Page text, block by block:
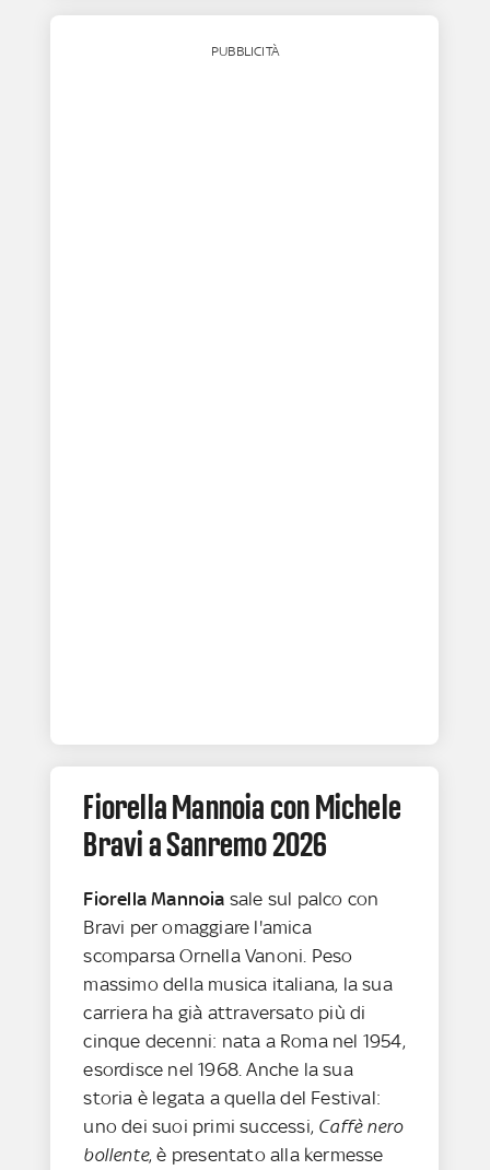
PUBBLICITÀ
Fiorella Mannoia con Michele
Bravi a Sanremo 2026
Fiorella Mannoia sale sul palco con
Bravi per omaggiare l'amica
scomparsa Ornella Vanoni. Peso
massimo della musica italiana, la sua
carriera ha già attraversato più di
cinque decenni: nata a Roma nel 1954,
esordisce nel 1968. Anche la sua
storia è legata a quella del Festival:
uno dei suoi primi successi, Caffè nero
bollente, è presentato alla kermesse